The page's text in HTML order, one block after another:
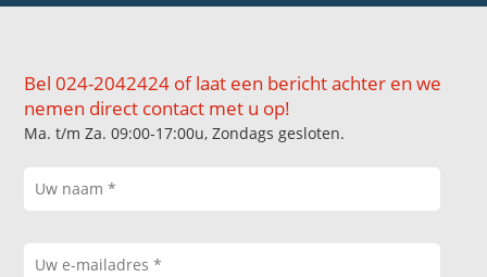
Bel 024-2042424 of laat een bericht achter en we
nemen direct contact met u op!
Ma. t/m Za. 09:00-17:00u, Zondags gesloten.